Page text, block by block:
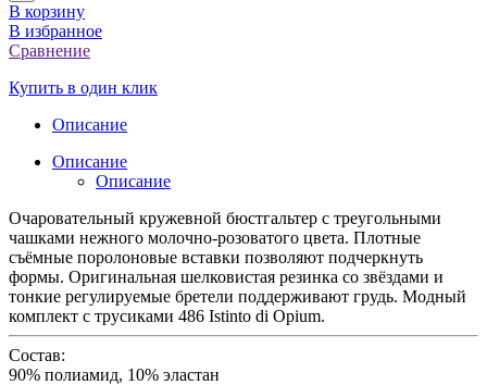
В корзину
В избранное
Сравнение
Купить в один клик
Описание
Описание
Описание
Очаровательный кружевной бюстгальтер с треугольными
чашками нежного молочно-розоватого цвета. Плотные
съёмные поролоновые вставки позволяют подчеркнуть
формы. Оригинальная шелковистая резинка со звёздами и
тонкие регулируемые бретели поддерживают грудь. Модный
комплект с трусиками 486 Istinto di Opium.
Состав:
90% полиамид, 10% эластан